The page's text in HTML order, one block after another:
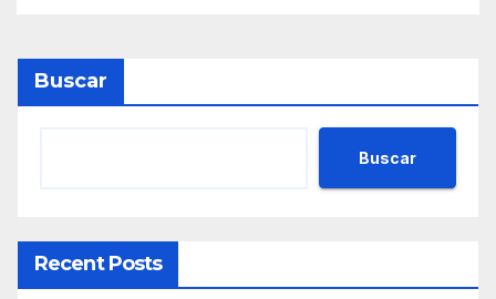
Buscar
Buscar
Recent Posts